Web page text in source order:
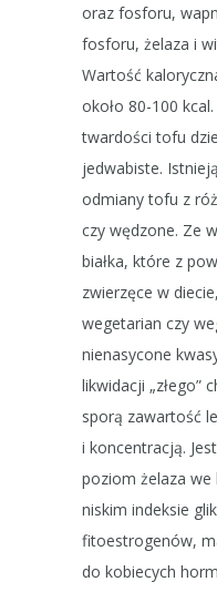
oraz fosforu,
fosforu, żelaza i
Wartość
około 80-100
twardości tofu
jedwabiste.
odmiany tofu z
czy wędzone. Ze
białka, które z
zwierzęce w
wegetarian czy
nienasycone
likwidacji „złego”
sporą zawartość
i koncentracją.
poziom żelaza we
niskim indeksie
fitoestrogenów,
do kobiecych